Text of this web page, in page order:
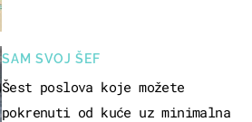
SAM SVOJ ŠEF
Šest poslova koje možete
pokrenuti od kuće uz minimalna